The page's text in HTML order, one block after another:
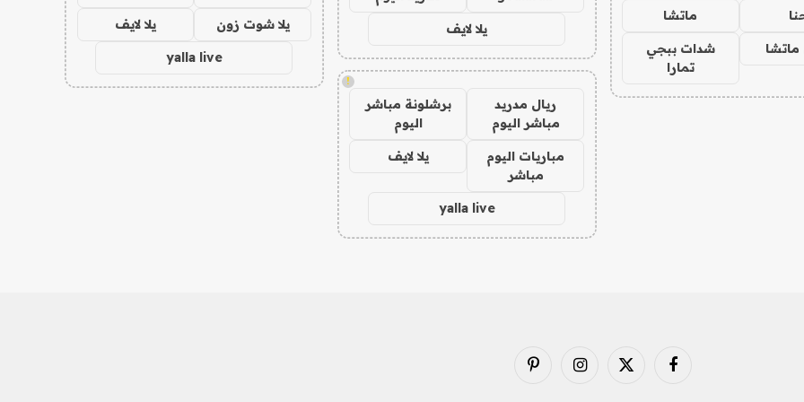
ماتشا
شدات ببجي
تمارا
يلا لايف
!
ريال مدريد
مباشر اليوم
برشلونة مباشر
اليوم
مباريات اليوم
مباشر
يلا لايف
yalla live
يلا شوت زون يلا لايف
yalla live
فيسبوك X
الانستغرامبينتيريست